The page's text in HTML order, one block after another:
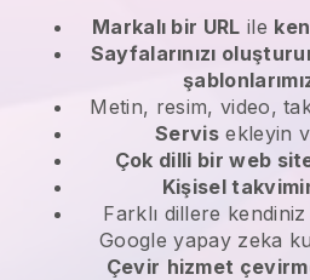
Markalı bir URL ile
Sayfalarınızı
Metin, resim, video,
Servisekleyin
Çok dilli bir web
Kişisel
Farklı dillere
Google yapay zeka
Çevir hizmet